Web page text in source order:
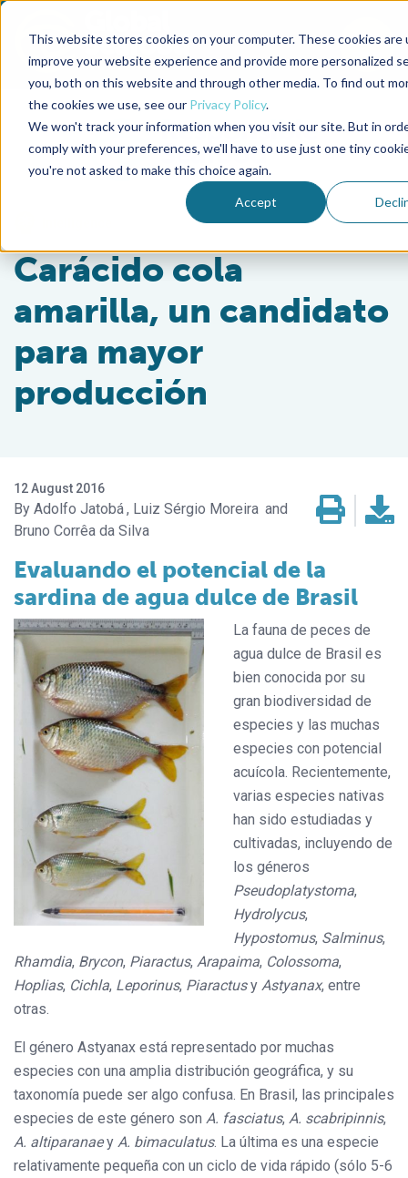
This website stores cookies on your computer. These cookies are
improve your website experience and provide more personalized
you, both on this website and through other media. To find out
the cookies we use, see our Privacy Policy.
We won't track your information when you visit our site. But in
comply with your preferences, we'll have to use just one tiny
you're not asked to make this choice again.
Accept
Back to the start of the nav
Jump to the end of the navigation
Carácido cola
amarilla, un candidato
para mayor
producción
12 August 2016
Adolfo Jatobá
Luiz Sérgio Moreira
Bruno Corrêa da Silva
Evaluando el potencial de la
sardina de agua dulce de Brasil
La fauna de peces de
agua dulce de Brasil es
bien conocida por su
gran biodiversidad de
especies y las muchas
especies con potencial
acuícola. Recientemente,
varias especies nativas
han sido estudiadas y
cultivadas, incluyendo de
los géneros
Pseudoplatystoma,
Hydrolycus,
Hypostomus, Salminus,
Rhamdia, Brycon, Piaractus, Arapaima, Colossoma,
Hoplias, Cichla, Leporinus, Piaractusy Astyanax, entre
otras.
El género Astyanax está representado por muchas
especies con una amplia distribución geográfica, y su
taxonomía puede ser algo confusa. En Brasil, las principales
especies de este género son A. fasciatus, A. scabripinnis,
A. altiparanaey A. bimaculatus. La última es una especie
relativamente pequeña con un ciclo de vida rápido (sólo 5-6